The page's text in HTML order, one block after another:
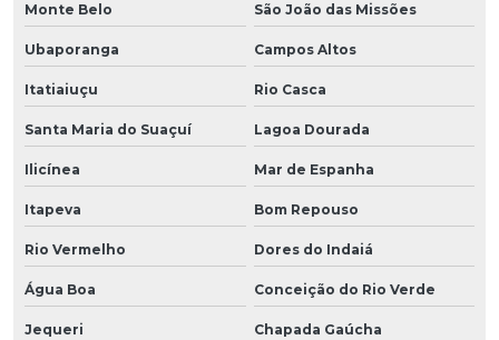
Monte Belo São João das Missões
Ubaporanga Campos Altos
Itatiaiuçu Rio Casca
Santa Maria do Suaçuí Lagoa Dourada
Ilicínea Mar de Espanha
Itapeva Bom Repouso
Rio Vermelho Dores do Indaiá
Água Boa Conceição do Rio Verde
Jequeri Chapada Gaúcha